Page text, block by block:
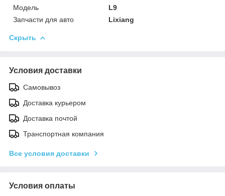
Модель
L9
Запчасти для авто
Lixiang
Скрыть
Условия доставки
Самовывоз
Доставка курьером
Доставка почтой
Транспортная компания
Все условия доставки
Условия оплаты